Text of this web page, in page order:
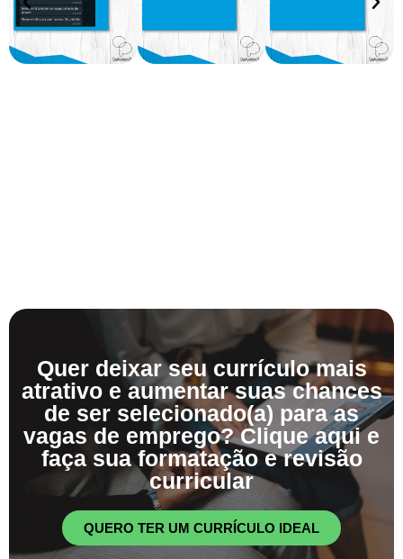
Quer deixar seu currículo mais
atrativo e aumentar suas chances
de ser selecionado(a) para as
vagas de emprego? Clique aqui e
faça sua formatação e revisão
curricular
QUERO TER UM CURRÍCULO IDEAL